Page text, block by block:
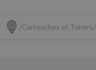
Cartouches et Toners